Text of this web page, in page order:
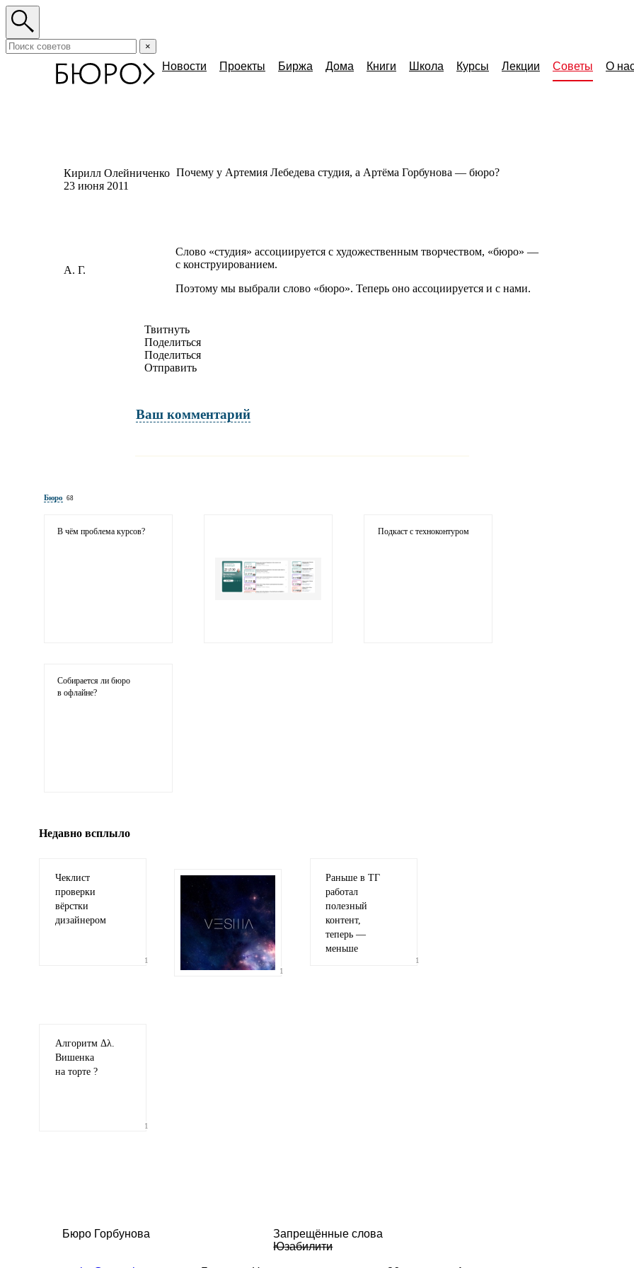
×
Новости Проекты Биржа Дома Книги Школа Курсы Лекции Советы О
Кирилл Олейниченко
23 июня 2011
Почему у Артемия Лебедева студия, а Артёма Горбунова — бюро?
А. Г.
Слово «студия» ассоциируется с художественным творчеством, «бюро» —
с конструированием.
Поэтому мы выбрали слово «бюро». Теперь оно ассоциируется и с нами.
Твитнуть
Поделиться
Поделиться
Отправить
Ваш комментарий
Бюро 68
В чём проблема курсов? Подкаст с техноконтуром
Собирается ли бюро
в офлайне?
Недавно всплыло
Чеклист
проверки
вёрстки
дизайнером
1
1
Раньше в ТГ
работал
полезный
контент,
теперь —
меньше
1
Алгоритм Δλ.
Вишенка
на торте ?
1
Бюро Горбунова
Запрещённые слова
Юзабилити